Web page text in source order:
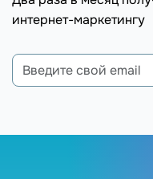
интернет-маркетингу